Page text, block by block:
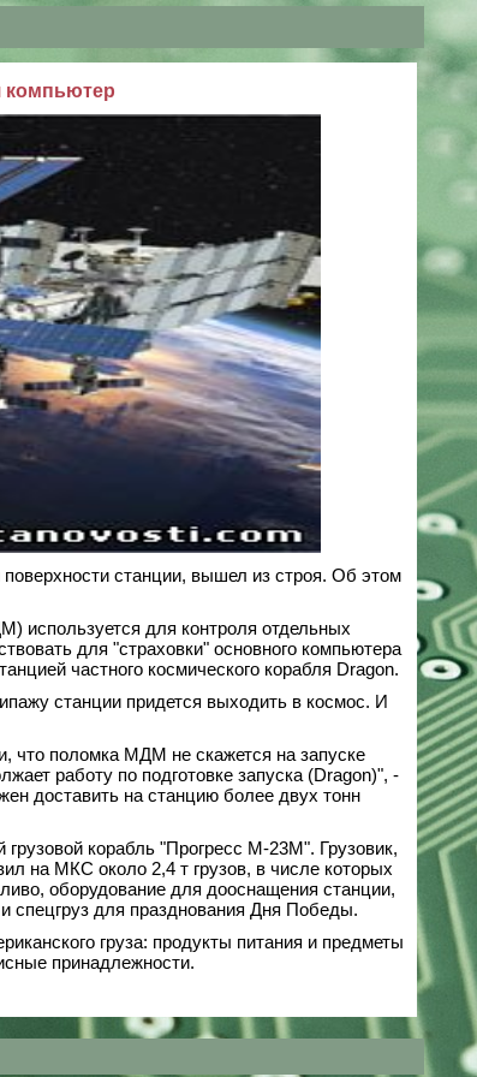
компьютер
станции, вышел из строя. Об этом
используется для контроля отдельных
для "страховки" основного компьютера
частного космического корабля Dragon.
станции придется выходить в космос. И
что поломка МДМ не скажется на запуске
работу по подготовке запуска (Dragon)", -
доставить на станцию более двух тонн
корабль "Прогресс М-23М". Грузовик,
на МКС около 2,4 т грузов, в числе которых
оборудование для дооснащения станции,
спецгруз для празднования Дня Победы.
груза: продукты питания и предметы
принадлежности.